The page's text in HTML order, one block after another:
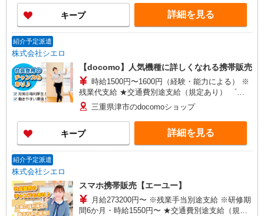
ィブ支給(規定有) ★月2回払い・週払い可能（規程
有）★ ゜・。○。・゜+゜・。○。・゜+゜
キープ 詳細を見る
紹介予定派遣
株式会社シエロ
【docomo】人気機種に詳しくなれる携帯販売
時給1500円〜1600円（経験・能力による） ※
残業代支給 ★交通費別途支給（規定あり） ゜
+゜・。○。・゜+゜・。○。・゜+゜ 入社祝い金10
万円支給(規定有) お友達を紹介頂くと, インセンテ
ィブ支給(規定有) ★月2回払い・週払い可能（規程
有）★ ゜・。○。・゜+゜・。○。・゜+゜
三重県津市のdocomoショップ
キープ 詳細を見る
紹介予定派遣
株式会社シエロ
スマホ携帯販売【エーユー】
月給273200円〜 ※残業手当別途支給 ※研修期
間6か月・時給1550円〜 ★交通費別途支給（規定